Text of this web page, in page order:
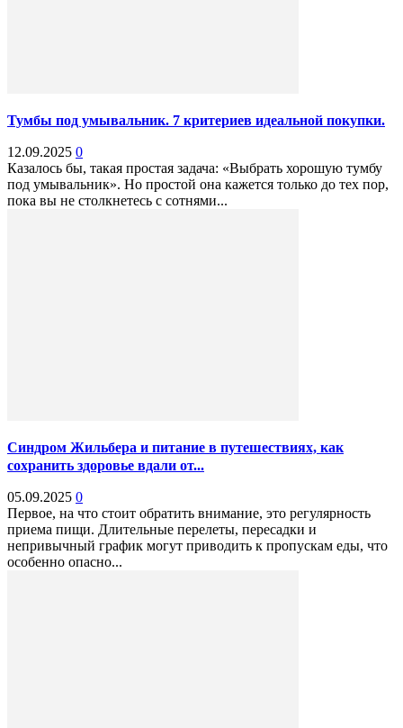
Тумбы под умывальник. 7 критериев идеальной покупки.
12.09.2025 0
Казалось бы, такая простая задача: «Выбрать хорошую тумбу
под умывальник». Но простой она кажется только до тех пор,
пока вы не столкнетесь с сотнями...
Синдром Жильбера и питание в путешествиях, как
сохранить здоровье вдали от...
05.09.2025 0
Первое, на что стоит обратить внимание, это регулярность
приема пищи. Длительные перелеты, пересадки и
непривычный график могут приводить к пропускам еды, что
особенно опасно...